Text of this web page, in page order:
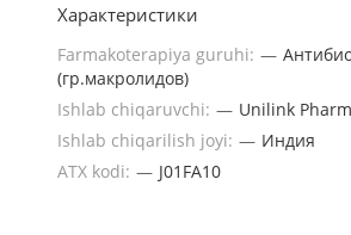
Характеристики
Farmakoterapiya guruhi: —
(гр.макролидов)
Ishlab chiqaruvchi: — Unilink
Ishlab chiqarilish joyi: — Индия
ATX kodi: — J01FA10